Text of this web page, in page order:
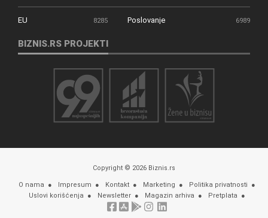
EU 8285 Poslovanje 6989
BIZNIS.RS PROJEKTI
Copyright © 2026 Biznis.rs
O nama Impresum Kontakt Marketing
Politika privatnosti
Uslovi korišćenja
Newsletter Magazin arhiva Pretplata